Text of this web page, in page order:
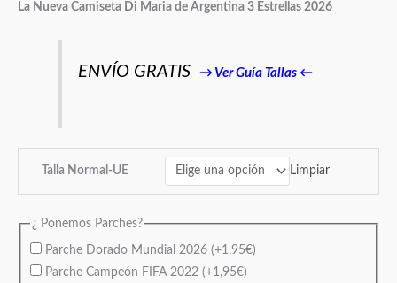
La Nueva Camiseta Di Maria de Argentina 3 Estrellas 2026
ENVÍO GRATIS→ Ver Guía Tallas ←
Talla Normal-UE Limpiar
¿ Ponemos Parches?
Parche Dorado Mundial 2026(+1,95€)
Parche Campeón FIFA 2022(+1,95€)